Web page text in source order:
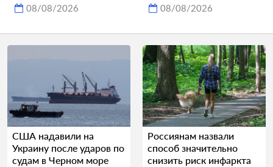
08/08/2026 08/08/2026
США надавили на
Украину после ударов по
судам в Черном море
Россиянам назвали
способ значительно
снизить риск инфаркта